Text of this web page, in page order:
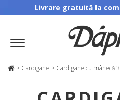
Livrare gratuită la
> Cardigane > Cardigane cu mânecă